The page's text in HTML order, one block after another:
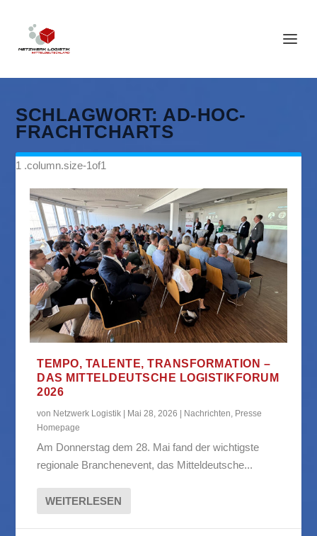
SCHLAGWORT:AD-HOC-
FRACHTCHARTS
TEMPO, TALENTE, TRANSFORMATION –
DAS MITTELDEUTSCHE LOGISTIKFORUM
2026
von Netzwerk Logistik | Mai 28, 2026 | Nachrichten Presse
Homepage
Am Donnerstag dem 28. Mai fand der wichtigste
regionale Branchenevent, das Mitteldeutsche...
WEITERLESEN